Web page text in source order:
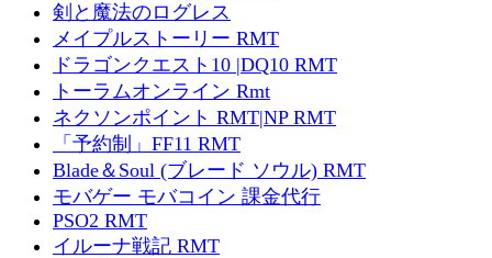
剣と魔法のログレス
メイプルストーリー RMT
ドラゴンクエスト10 |DQ10 RMT
トーラムオンライン Rmt
ネクソンポイント RMT|NP RMT
「予約制」FF11 RMT
Blade＆Soul (ブレード ソウル) RMT
モバゲー モバコイン 課金代行
PSO2 RMT
イルーナ戦記 RMT